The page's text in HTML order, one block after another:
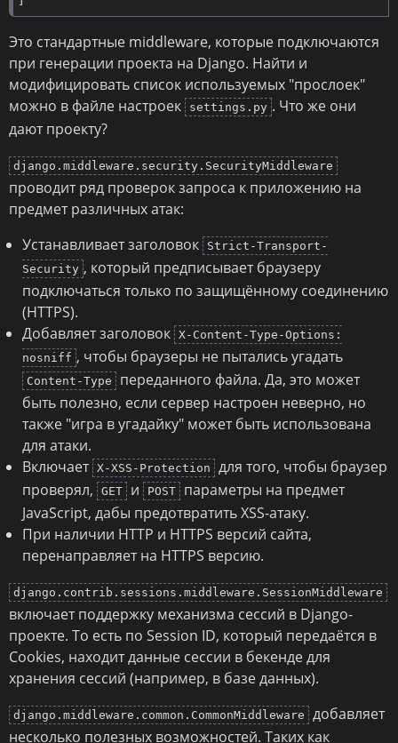
Это стандартные middleware, которые подключаются
при генерации проекта на Django. Найти и
модифицировать список используемых "прослоек"
можно в файле настроек
settings.py . Что же они
дают проекту?
django.middleware.security.SecurityMiddleware
проводит ряд проверок запроса к приложению на
предмет различных атак:
Устанавливает заголовок
Strict-Transport-
Security , который предписывает браузеру
подключаться только по защищённому соединению
(HTTPS).
Добавляет заголовок X-Content-Type-Options:
nosniff , чтобы браузеры не пытались угадать
Content-Type
переданного файла. Да, это может
быть полезно, если сервер настроен неверно, но
также "игра в угадайку" может быть использована
для атаки.
Включает X-XSS-Protection
для того, чтобы браузер
проверял,
GET и POST
параметры на предмет
JavaScript, дабы предотвратить XSS-атаку.
При наличии HTTP и HTTPS версий сайта,
перенаправляет на HTTPS версию.
django.contrib.sessions.middleware.SessionMiddleware
включает поддержку механизма сессий в Django-
проекте. То есть по Session ID, который передаётся в
Cookies, находит данные сессии в бекенде для
хранения сессий (например, в базе данных).
django.middleware.common.CommonMiddleware
добавляет
несколько полезных возможностей. Таких как